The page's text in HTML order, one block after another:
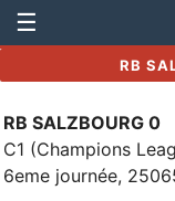
☰
RB
RB SALZBOURG 0
C1 (Champions
6eme journée,